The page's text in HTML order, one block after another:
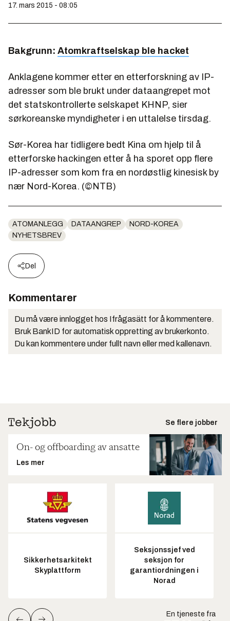
17. mars 2015 - 08:05
Bakgrunn: Atomkraftselskap ble hacket
Anklagene kommer etter en etterforskning av IP-
adresser som ble brukt under dataangrepet mot
det statskontrollerte selskapet KHNP, sier
sørkoreanske myndigheter i en uttalelse tirsdag.
Sør-Korea har tidligere bedt Kina om hjelp til å
etterforske hackingen etter å ha sporet opp flere
IP-adresser som kom fra en nordøstlig kinesisk by
nær Nord-Korea. (©NTB)
ATOMANLEGG DATAANGREP
NORD-KOREA
NYHETSBREV
Del
Kommentarer
Du må være innlogget hos Ifrågasätt for å kommentere.
Bruk BankID for automatisk oppretting av brukerkonto.
Du kan kommentere under fullt navn eller med kallenavn.
Se flere jobber
On- og offboarding av ansatte
Les mer
Sikkerhetsarkitekt
Skyplattform
Seksjonssjef ved
seksjon for
garantiordningen i
Norad
En tjeneste fra